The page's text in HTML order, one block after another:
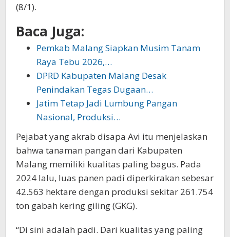
(8/1).
Baca Juga:
Pemkab Malang Siapkan Musim Tanam
Raya Tebu 2026,…
DPRD Kabupaten Malang Desak
Penindakan Tegas Dugaan…
Jatim Tetap Jadi Lumbung Pangan
Nasional, Produksi…
Pejabat yang akrab disapa Avi itu menjelaskan
bahwa tanaman pangan dari Kabupaten
Malang memiliki kualitas paling bagus. Pada
2024 lalu, luas panen padi diperkirakan sebesar
42.563 hektare dengan produksi sekitar 261.754
ton gabah kering giling (GKG).
“Di sini adalah padi. Dari kualitas yang paling